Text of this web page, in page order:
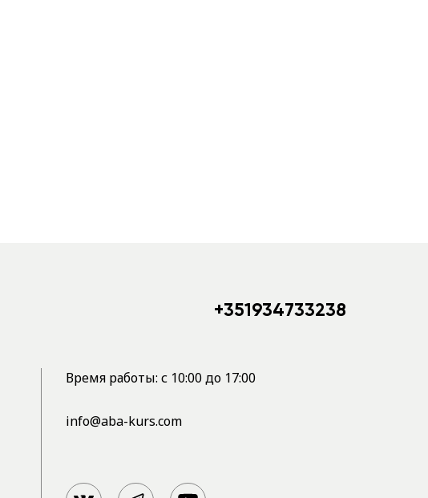
+351934733238
Время работы: с 10:00 до 17:00
info@aba-kurs.com